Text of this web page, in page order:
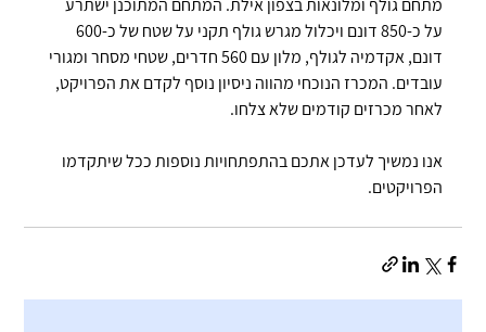
מתחם גולף ומלונאות בצפון אילת. המתחם המתוכנן ישתרע
דונם, אקדמיה לגולף, מלון עם 560 חדרים, שטחי מסחר ומגורי
עובדים. המכרז הנוכחי מהווה ניסיון נוסף לקדם את הפרויקט,
לאחר מכרזים קודמים שלא צלחו.
אנו נמשיך לעדכן אתכם בהתפתחויות נוספות ככל שיתקדמו
הפרויקטים.